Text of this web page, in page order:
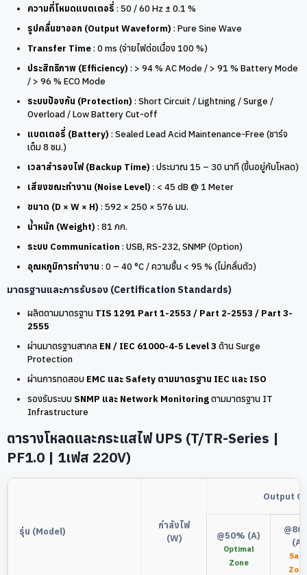
ความถี่โหมดแบตเตอรี่ : 50 / 60 Hz ± 0.1 %
รูปคลื่นขาออก (Output Waveform) : Pure Sine Wave
Transfer Time: 0 ms (จ่ายไฟต่อเนื่อง 100 %)
ประสิทธิภาพ (Efficiency) : > 94 % AC Mode / > 91 % Battery Mode
/ > 96 % ECO Mode
ระบบป้องกัน (Protection) : Short Circuit / Lightning / Surge /
Overload / Low Battery Cut-off
แบตเตอรี่ (Battery) : Sealed Lead Acid Maintenance-Free (ชาร์จ
เต็ม 8 ชม.)
เวลาสำรองไฟ (Backup Time) : ประมาณ 15 – 30 นาที (ขึ้นอยู่กับโหลด)
เสียงขณะทำงาน (Noise Level) : < 45 dB @ 1 Meter
ขนาด (D × W × H) : 592 × 250 × 576 มม.
น้ำหนัก (Weight) : 81 กก.
ระบบ Communication : USB, RS-232, SNMP (Option)
อุณหภูมิการทำงาน : 0 – 40 °C / ความชื้น < 95 % (ไม่กลั่นตัว)
มาตรฐานและการรับรอง (Certification Standards)
ผลิตตามมาตรฐาน TIS 1291 Part 1-2553 / Part 2-2553 / Part 3-
2555
ผ่านมาตรฐานสากล EN / IEC 61000-4-5 Level 3 ด้าน Surge
Protection
ผ่านการทดสอบ EMC และ Safety ตามมาตรฐาน IEC และ ISO
รองรับระบบ SNMP และ Network Monitoringตามมาตรฐาน IT
Infrastructure
ตารางโหลดและกระแสไฟ UPS (T/TR-Series |
PF1.0 | 1เฟส 220V)
รุ่น (Model)
กำลังไฟ
(W)
Output
@50% (A)
Optimal
Zone
(A)
Safe